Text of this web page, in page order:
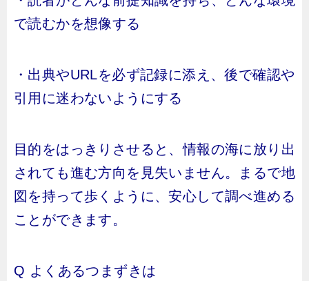
で読むかを想像する
・出典やURLを必ず記録に添え、後で確認や
引用に迷わないようにする
目的をはっきりさせると、情報の海に放り出
されても進む方向を見失いません。まるで地
図を持って歩くように、安心して調べ進める
ことができます。
Q よくあるつまずきは